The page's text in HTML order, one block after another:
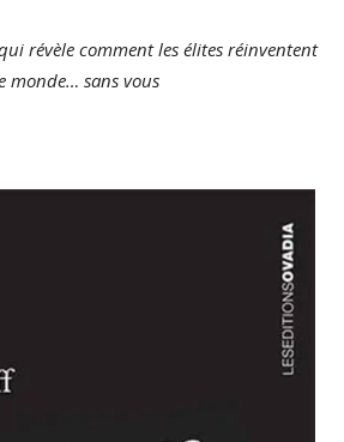
révèle comment les élites réinventent
monde… sans vous